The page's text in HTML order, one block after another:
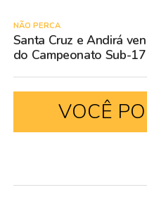
NÃO PERCA
Santa Cruz e Andirá
do Campeonato Sub-17
VOCÊ